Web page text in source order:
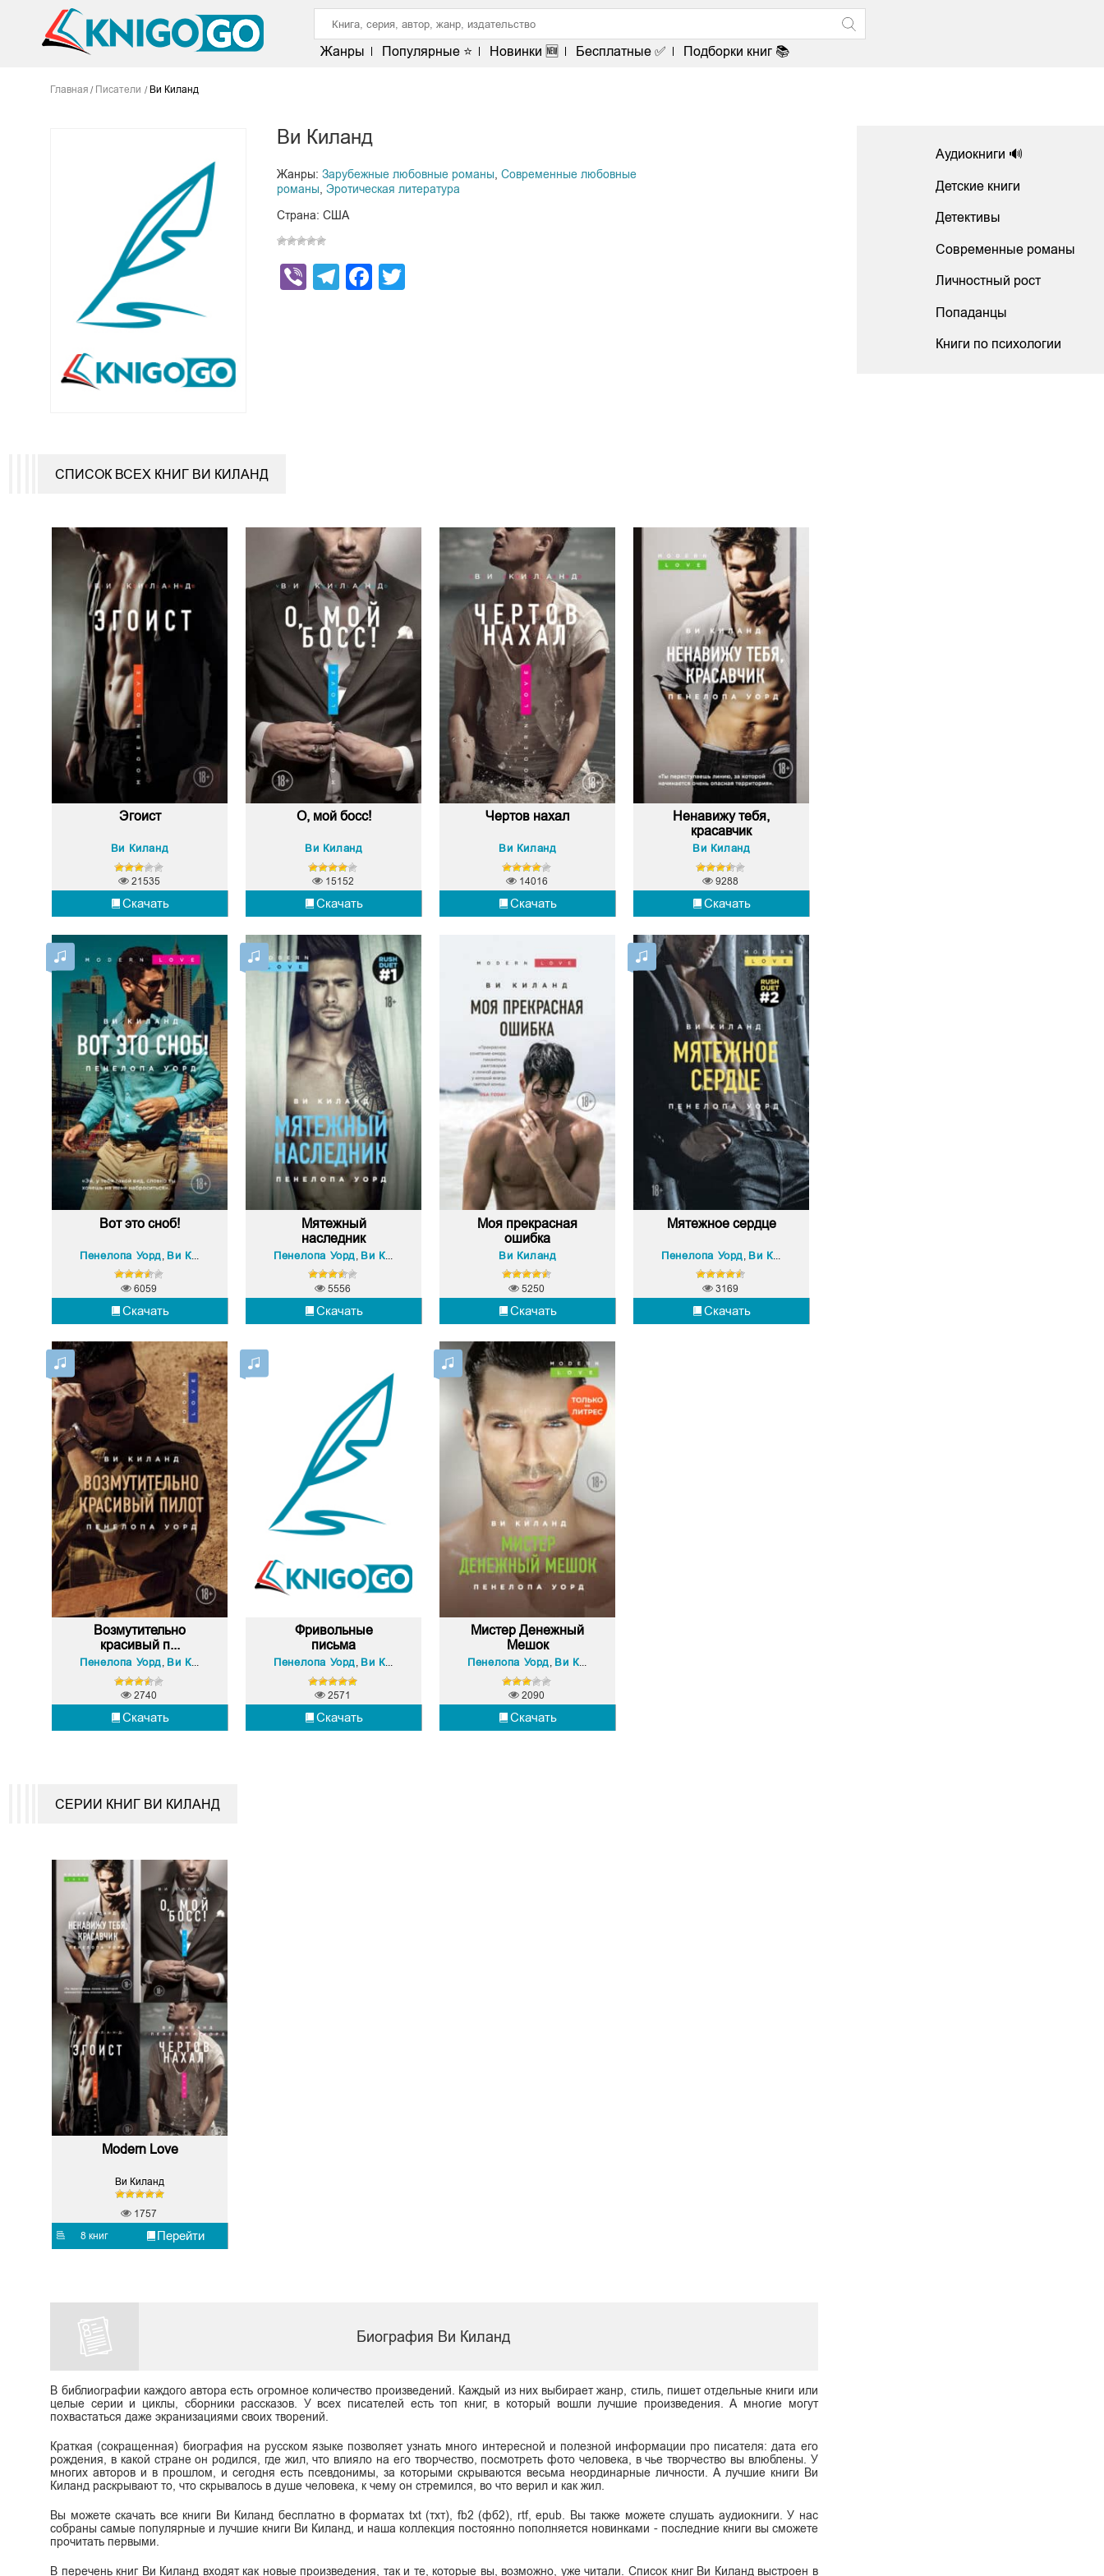
Жанры Популярные ⭐ Новинки 🆕 Бесплатные ✅ Подборки книг 📚
Главная Писатели Ви Киланд
Ви Киланд
Жанры: Зарубежные любовные романы Современные любовные
романы Эротическая литература
Страна: США
ViberTelegram
Facebook
СПИСОК ВСЕХ КНИГ ВИ КИЛАНД
Эгоист
Ви Киланд
Скачать
21535
О, мой босс!
Ви Киланд
Скачать
15152
Чертов нахал
Ви Киланд
Скачать
14016
Ненавижу тебя,
красавчик
Ви Киланд
Скачать
9288
Вот это сноб!
Пенелопа Уорд Ви Киланд
Скачать
6059
Мятежный
наследник
Пенелопа Уорд Ви Киланд
Скачать
5556
Моя прекрасная
ошибка
Ви Киланд
Скачать
5250
Мятежное сердце
Пенелопа Уорд Ви Киланд
Скачать
3169
Возмутительно
красивый п...
Пенелопа Уорд, Ви Киланд
Скачать
2740
Фривольные
письма
Пенелопа Уорд, Ви Киланд
Скачать
2571
Мистер Денежный
Мешок
Пенелопа Уорд, Ви Киланд
Скачать
2090
СЕРИИ КНИГ ВИ КИЛАНД
Modern Love
Ви Киланд
8 книг Перейти
1757
Биография Ви Киланд
В библиографии каждого автора есть огромное количество произведений. Каждый из них выбирает жанр, стиль, пишет отдельные книги или
целые серии и циклы, сборники рассказов. У всех писателей есть топ книг, в который вошли лучшие произведения. А многие могут
похвастаться даже экранизациями своих творений.
Краткая (сокращенная) биография на русском языке позволяет узнать много интересной и полезной информации про писателя: дата его
рождения, в какой стране он родился, где жил, что влияло на его творчество, посмотреть фото человека, в чье творчество вы влюблены. У
многих авторов и в прошлом, и сегодня есть псевдонимы, за которыми скрываются весьма неординарные личности. А лучшие книги Ви
Киланд раскрывают то, что скрывалось в душе человека, к чему он стремился, во что верил и как жил.
Вы можете скачать все книги Ви Киланд бесплатно в форматах txt (тхт), fb2 (фб2), rtf, epub. Вы также можете слушать аудиокниги. У нас
собраны самые популярные и лучшие книги Ви Киланд, и наша коллекция постоянно пополняется новинками - последние книги вы сможете
прочитать первыми.
В перечень книг Ви Киланд входят как новые произведения, так и те, которые вы, возможно, уже читали. Список книг Ви Киланд выстроен в
Аудиокниги 🔊
Детские книги
Детективы
Современные романы
Личностный рост
Попаданцы
Книги по психологии